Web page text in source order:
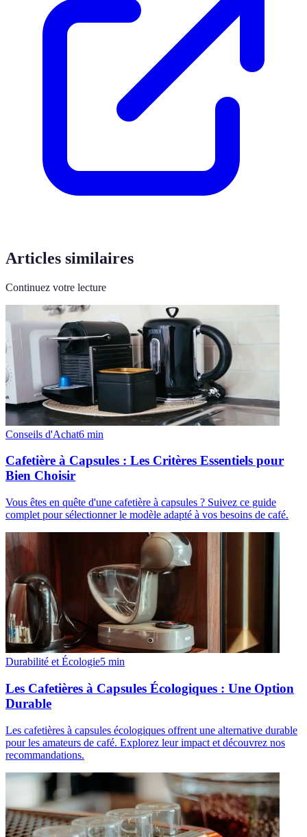
Articles similaires
Continuez votre lecture
Conseils d'Achat6 min
Cafetière à Capsules : Les Critères Essentiels pour
Bien Choisir
Vous êtes en quête d'une cafetière à capsules ? Suivez ce guide
complet pour sélectionner le modèle adapté à vos besoins de café.
Durabilité et Écologie5 min
Les Cafetières à Capsules Écologiques : Une Option
Durable
Les cafetières à capsules écologiques offrent une alternative durable
pour les amateurs de café. Explorez leur impact et découvrez nos
recommandations.